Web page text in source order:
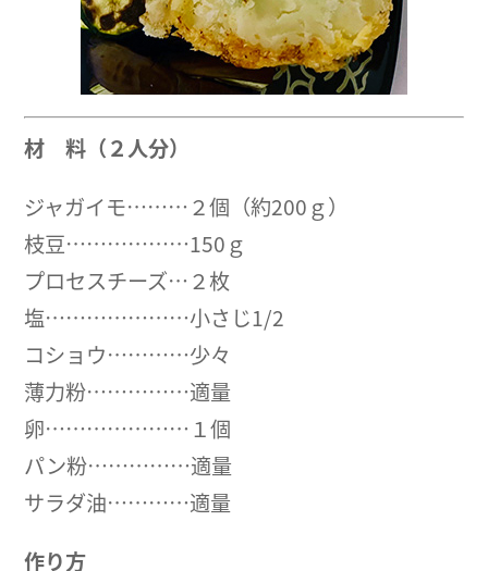
材 料（２人分）
ジャガイモ………２個（約200ｇ）
枝豆………………150ｇ
プロセスチーズ…２枚
塩…………………小さじ1/2
コショウ…………少々
薄力粉……………適量
卵…………………１個
パン粉……………適量
サラダ油…………適量
作り方